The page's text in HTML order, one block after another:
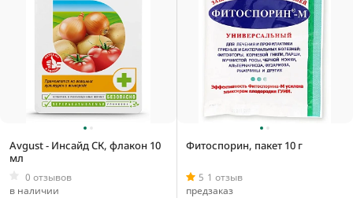
Avgust - Инсайд СК, флакон 10
мл
0 отзывов
в наличии
Фитоспорин, пакет 10 г
5 1 отзыв
предзаказ